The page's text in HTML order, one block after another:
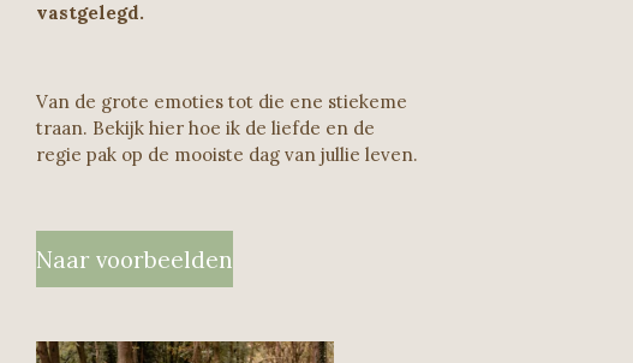
vastgelegd.
Van de grote emoties tot die ene stiekeme
traan. Bekijk hier hoe ik de liefde en de
regie pak op de mooiste dag van jullie leven.
Naar voorbeelden